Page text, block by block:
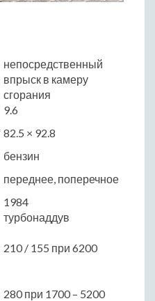
непосредственный
впрыск в камеру
сгорания
9.6
82.5 × 92.8
бензин
переднее, поперечное
1984
турбонаддув
210 / 155 при 6200
280 при 1700 – 5200